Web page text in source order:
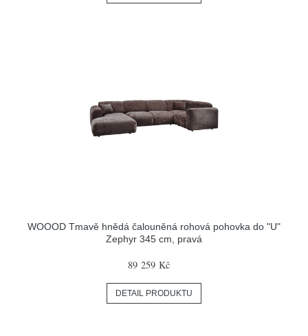
WOOOD Tmavě hnědá čalouněná rohová pohovka do "U"
Zephyr 345 cm, pravá
89 259 Kč
DETAIL PRODUKTU